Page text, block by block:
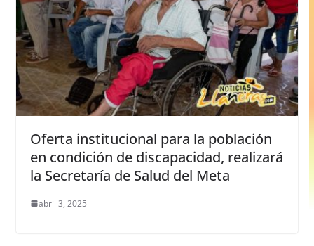
Oferta institucional para la población
en condición de discapacidad, realizará
la Secretaría de Salud del Meta
abril 3, 2025